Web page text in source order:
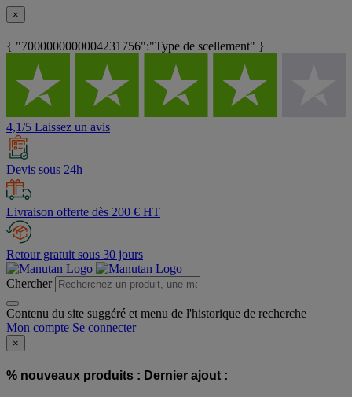
×
{ "7000000000004231756":"Type de scellement" }
4,1/5 Laissez un avis
Devis sous 24h
Livraison offerte dès 200 € HT
Retour gratuit sous 30 jours
Chercher
Contenu du site suggéré et menu de l'historique de recherche
Mon compte Se connecter
×
% nouveaux produits : Dernier ajout :